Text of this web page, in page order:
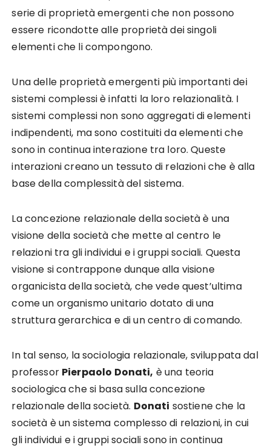
serie di proprietà emergenti che non possono
essere ricondotte alle proprietà dei singoli
elementi che li compongono.
Una delle proprietà emergenti più importanti dei
sistemi complessi è infatti la loro relazionalità. I
sistemi complessi non sono aggregati di elementi
indipendenti, ma sono costituiti da elementi che
sono in continua interazione tra loro. Queste
interazioni creano un tessuto di relazioni che è alla
base della complessità del sistema.
La concezione relazionale della società è una
visione della società che mette al centro le
relazioni tra gli individui e i gruppi sociali. Questa
visione si contrappone dunque alla visione
organicista della società, che vede quest’ultima
come un organismo unitario dotato di una
struttura gerarchica e di un centro di comando.
In tal senso, la sociologia relazionale, sviluppata dal
professor Pierpaolo Donati, è una teoria
sociologica che si basa sulla concezione
relazionale della società. Donati sostiene che la
società è un sistema complesso di relazioni, in cui
gli individui e i gruppi sociali sono in continua